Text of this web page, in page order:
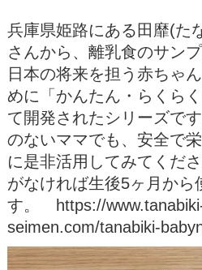
兵庫県姫路にある田靡(た
さんから、離乳食のサン
⽇本の将来を担う⾚ちゃ
めに「かんたん・らくら
て開発されたシリーズで
のないママでも、安全で
に是非活用してみてくだ
がなければ生後5ヶ月から
す。 https://
seimen.com/tanabiki-